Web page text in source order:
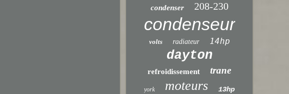
condenser 208-230
condenseur
volts radiateur 14hp
dayton
refroidissement trane
york moteurs 13hp